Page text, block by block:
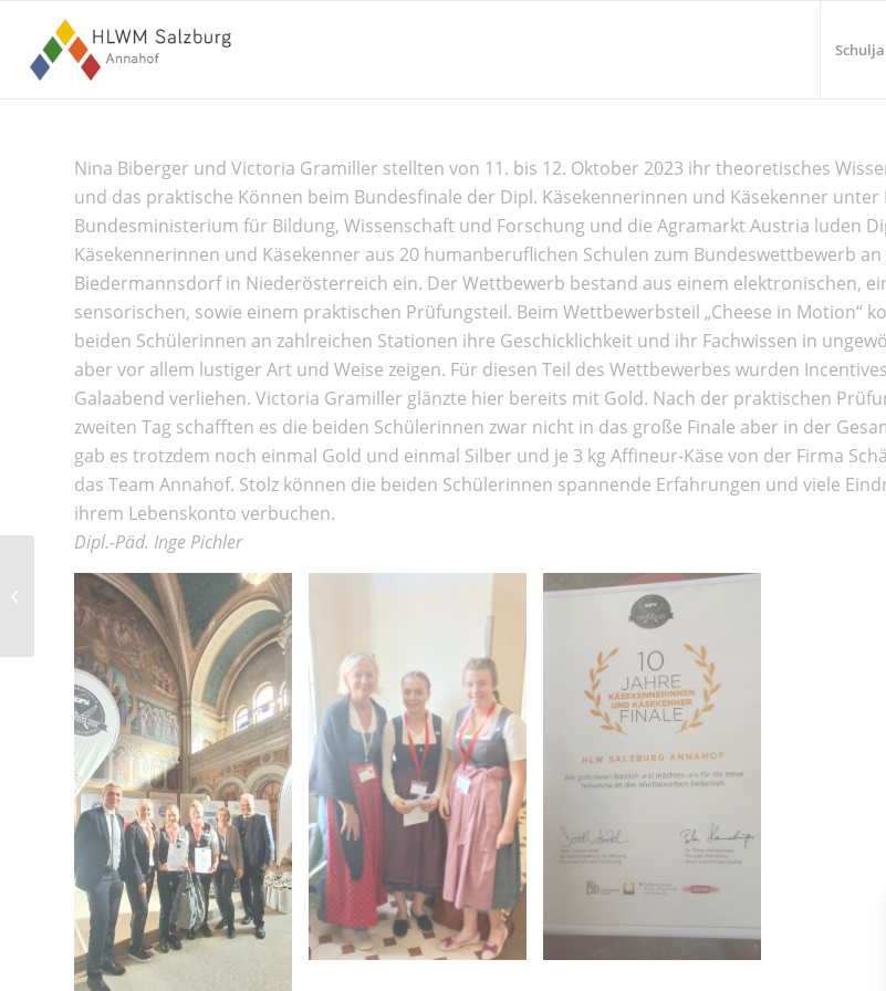
Nina Biberger und Victoria Gramiller stellten von 11. bis 12. Oktober 2023 ihr theoretisches
und das praktische Können beim Bundesfinale der Dipl. Käsekennerinnen und Käsekenner unter
Bundesministerium für Bildung, Wissenschaft und Forschung und die Agramarkt Austria luden
Käsekennerinnen und Käsekenner aus 20 humanberuflichen Schulen zum Bundeswettbewerb an
Biedermannsdorf in Niederösterreich ein. Der Wettbewerb bestand aus einem elektronischen,
sensorischen, sowie einem praktischen Prüfungsteil. Beim Wettbewerbsteil „Cheese in Motion“
beiden Schülerinnen an zahlreichen Stationen ihre Geschicklichkeit und ihr Fachwissen in
aber vor allem lustiger Art und Weise zeigen. Für diesen Teil des Wettbewerbes wurden
Galaabend verliehen. Victoria Gramiller glänzte hier bereits mit Gold. Nach der praktischen
zweiten Tag schafften es die beiden Schülerinnen zwar nicht in das große Finale aber in der
gab es trotzdem noch einmal Gold und einmal Silber und je 3 kg Affineur-Käse von der Firma
das Team Annahof. Stolz können die beiden Schülerinnen spannende Erfahrungen und viele
ihrem Lebenskonto verbuchen.
Dipl.-Päd. Inge Pichler
Die neue
Schülervertretung stellt
sich vor